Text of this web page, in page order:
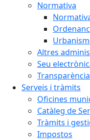
Normativa
Altres
Seu
Transparència
Serveis i tràmits
Oficines
Catàleg de
Tràmits i
Impostos